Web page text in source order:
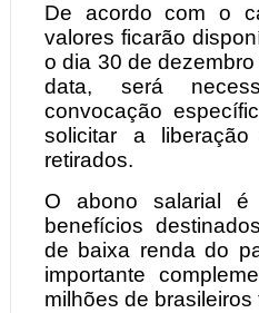
De acordo com o
valores ficarão
o dia 30 de
data, será
convocação
solicitar a
retirados.
O abono salarial é
benefícios
de baixa renda do
importante
milhões de